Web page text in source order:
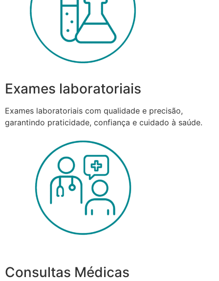
Exames laboratoriais
Exames laboratoriais com qualidade e precisão,
garantindo praticidade, confiança e cuidado à saúde.
Consultas Médicas